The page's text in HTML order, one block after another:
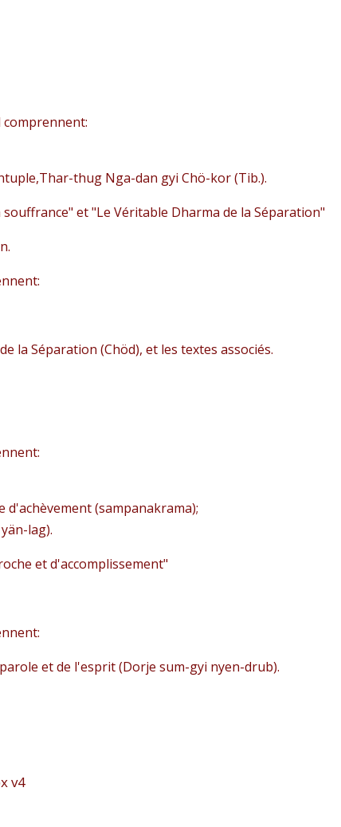
comprennent:
Thar-thug Nga-dan gyi Chö-kor (Tib.).
souffrance" et "Le Véritable Dharma de la Séparation"
la Séparation (Chöd), et les textes associés.
d'achèvement (sampanakrama);
lag).
et d'accomplissement"
et de l'esprit (Dorje sum-gyi nyen-drub).